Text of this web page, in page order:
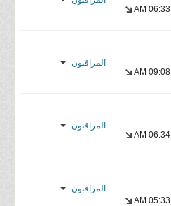
06:33 AM
sensei
09:08 AM
المراقبون
06:34 AM
المراقبون
sensei
05:33 AM
المراقبون